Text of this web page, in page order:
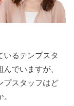
いるテンプスタ
でいますが、
プスタッフはど